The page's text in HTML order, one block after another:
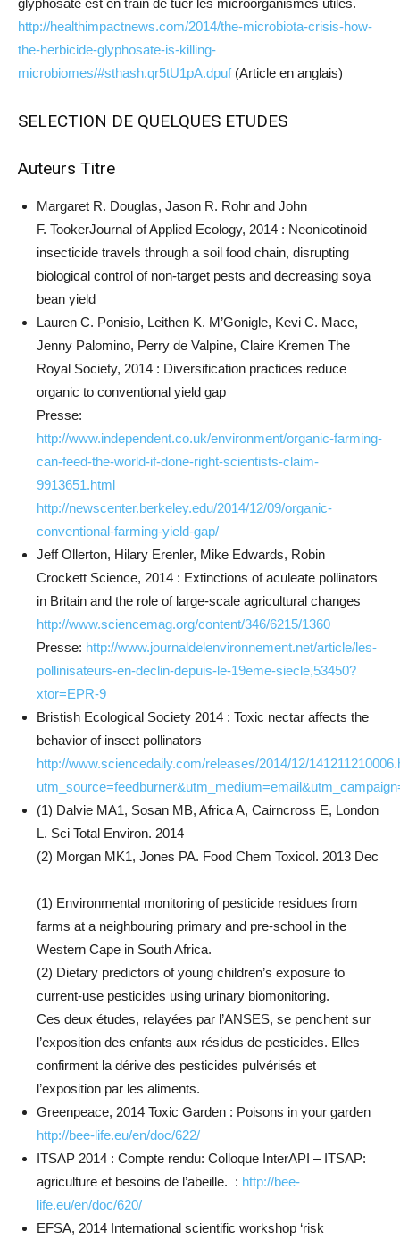
glyphosate est en train de tuer les microorganismes utiles.
http://healthimpactnews.com/2014/the-microbiota-crisis-how-
the-herbicide-glyphosate-is-killing-
microbiomes/#sthash.qr5tU1pA.dpuf (Article en anglais)
SELECTION DE QUELQUES ETUDES
Auteurs Titre
Margaret R. Douglas, Jason R. Rohr and John
F. TookerJournal of Applied Ecology, 2014 : Neonicotinoid
insecticide travels through a soil food chain, disrupting
biological control of non-target pests and decreasing soya
bean yield
Lauren C. Ponisio, Leithen K. M’Gonigle, Kevi C. Mace,
Jenny Palomino, Perry de Valpine, Claire Kremen The
Royal Society, 2014 : Diversification practices reduce
organic to conventional yield gap
Presse:
http://www.independent.co.uk/environment/organic-farming-
can-feed-the-world-if-done-right-scientists-claim-
9913651.html
http://newscenter.berkeley.edu/2014/12/09/organic-
conventional-farming-yield-gap/
Jeff Ollerton, Hilary Erenler, Mike Edwards, Robin
Crockett Science, 2014 : Extinctions of aculeate pollinators
in Britain and the role of large-scale agricultural changes
http://www.sciencemag.org/content/346/6215/1360
Presse: http://www.journaldelenvironnement.net/article/les-
pollinisateurs-en-declin-depuis-le-19eme-siecle,53450?
xtor=EPR-9
Bristish Ecological Society 2014 : Toxic nectar affects the
behavior of insect pollinators
http://www.sciencedaily.com/releases/2014/12/
(1) Dalvie MA1, Sosan MB, Africa A, Cairncross E, London
L. Sci Total Environ. 2014
(2) Morgan MK1, Jones PA. Food Chem Toxicol. 2013 Dec
(1) Environmental monitoring of pesticide residues from
farms at a neighbouring primary and pre-school in the
Western Cape in South Africa.
(2) Dietary predictors of young children’s exposure to
current-use pesticides using urinary biomonitoring.
Ces deux études, relayées par l’ANSES, se penchent sur
l’exposition des enfants aux résidus de pesticides. Elles
confirment la dérive des pesticides pulvérisés et
l’exposition par les aliments.
Greenpeace, 2014 Toxic Garden : Poisons in your garden
http://bee-life.eu/en/doc/622/
ITSAP 2014 : Compte rendu: Colloque InterAPI – ITSAP:
agriculture et besoins de l’abeille. : http://bee-
life.eu/en/doc/620/
EFSA, 2014 International scientific workshop ‘risk